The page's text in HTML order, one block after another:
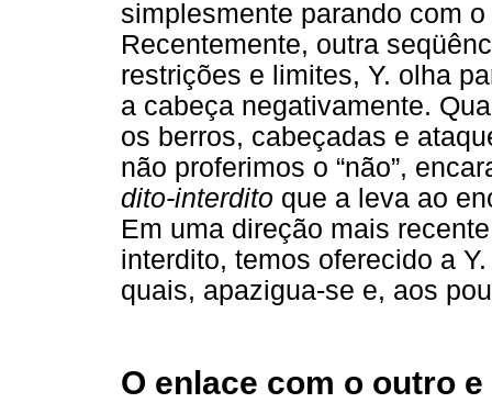
simplesmente parando com
Recentemente, outra
restrições e limites, Y. olha
a cabeça negativamente.
os berros, cabeçadas e
não proferimos o “não”,
dito-interdito que a leva ao
Em uma direção mais
interdito, temos oferecido a
quais, apazigua-se e, aos
O enlace com o outro